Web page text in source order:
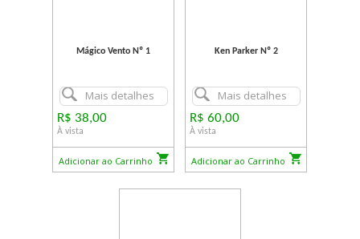
Mágico Vento Nº 1
Mais detalhes
R$ 38,00
À vista
Adicionar ao Carrinho
Ken Parker Nº 2
Mais detalhes
R$ 60,00
À vista
Adicionar ao Carrinho